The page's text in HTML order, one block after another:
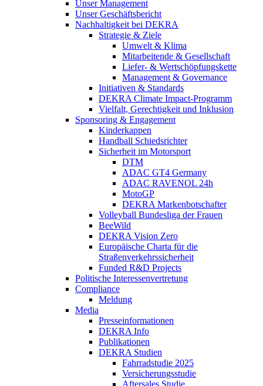
Unser Management
Unser Geschäftsbericht
Nachhaltigkeit bei DEKRA
Strategie & Ziele
Umwelt & Klima
Mitarbeitende & Gesellschaft
Liefer- & Wertschöpfungskette
Management & Governance
Initiativen & Standards
DEKRA Climate Impact-Programm
Vielfalt, Gerechtigkeit und Inklusion​
Sponsoring & Engagement
Kinderkappen
Handball Schiedsrichter
Sicherheit im Motorsport
DTM
ADAC GT4 Germany
ADAC RAVENOL 24h
MotoGP
DEKRA Markenbotschafter
Volleyball Bundesliga der Frauen
BeeWild
DEKRA Vision Zero
Europäische Charta für die
Straßenverkehrssicherheit
Funded R&D Projects
Politische Interessenvertretung
Compliance
Meldung
Media
Presseinformationen
DEKRA Info
Publikationen
DEKRA Studien
Fahrradstudie 2025
Versicherungsstudie
Aftersales Studie